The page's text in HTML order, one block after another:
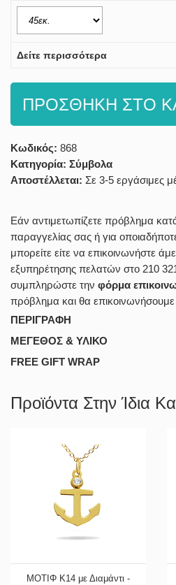
Δείτε περισσότερα
ΠΡΟΣΘΗΚΗ ΣΤΟ
Κωδικός: 868
Κατηγορία: Σύμβολα
Αποστέλλεται: Σε 3-5 εργάσιμες
Εάν αντιμετωπίζετε πρόβλημα
παραγγελίας σας ή για
μπορείτε είτε να επικοινωνήστε
εξυπηρέτησης πελατών στο 210
συμπληρώστε την φόρμα
πρόβλημα και θα
ΠΕΡΙΓΡΑΦΗ
ΜΕΓΕΘΟΣ & ΥΛΙΚΟ
FREE GIFT WRAP
Προϊόντα Στην Ίδια
ΜΟΤΙΦ Κ14 με Διαμάντι -